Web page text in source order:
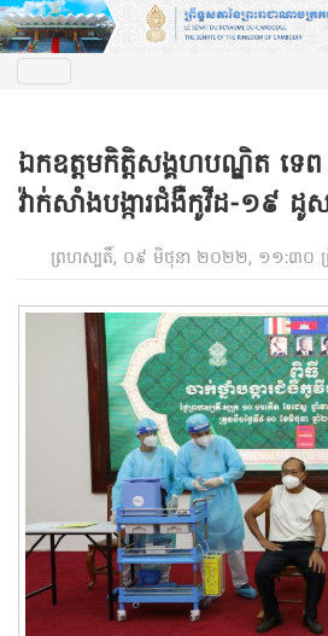
ឯកឧត្តមកិត្តិសង្គហបណ្ឌិត ទេ
វ៉ាក់សាំងបង្ការជំងឺកូវីដ-១៩
ព្រហស្បតិ៍, ០៩ មិថុនា ២០២២, ១១:៣០